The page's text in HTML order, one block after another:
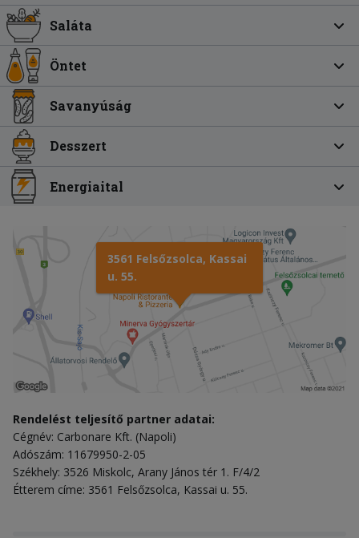
Saláta
Öntet
Savanyúság
Desszert
Energiaital
3561 Felsőzsolca, Kassai
u. 55.
Rendelést teljesítő partner adatai:
Cégnév: Carbonare Kft. (Napoli)
Adószám: 11679950-2-05
Székhely: 3526 Miskolc, Arany János tér 1. F/4/2
Étterem címe: 3561 Felsőzsolca, Kassai u. 55.